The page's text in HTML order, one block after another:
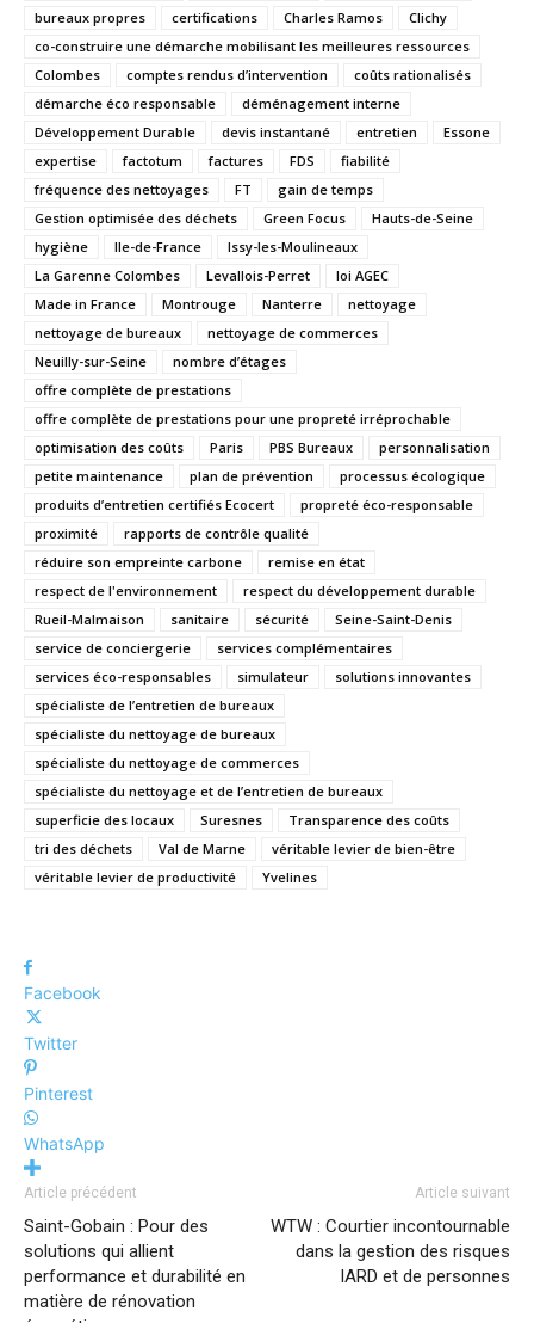
bureaux propres
certifications Charles Ramos
Clichy
co-construire une démarche mobilisant les meilleures ressources
Colombes
comptes rendus d’intervention
coûts rationalisés
démarche éco responsable
déménagement interne
Développement Durable
devis instantané entretien
Essone
expertise
factotum factures FDS
fiabilité
fréquence des nettoyages
FT
gain de temps
Gestion optimisée des déchets
Green Focus
Hauts-de-Seine
hygiène
Ile-de-France
Issy-les-Moulineaux
La Garenne Colombes
Levallois-Perret
loi AGEC
Made in France
Montrouge Nanterre
nettoyage
nettoyage de bureaux
nettoyage de commerces
Neuilly-sur-Seine
nombre d’étages
offre complète de prestations
offre complète de prestations pour une propreté irréprochable
optimisation des coûts
Paris PBS Bureaux
personnalisation
petite maintenance
plan de prévention
processus écologique
produits d’entretien certifiés Ecocert
propreté éco-responsable
proximité
rapports de contrôle qualité
réduire son empreinte carbone
remise en état
respect de l'environnement
respect du développement durable
Rueil-Malmaison
sanitaire sécurité
Seine-Saint-Denis
service de conciergerie
services complémentaires
services éco-responsables
simulateur
solutions innovantes
spécialiste de l’entretien de bureaux
spécialiste du nettoyage de bureaux
spécialiste du nettoyage de commerces
spécialiste du nettoyage et de l’entretien de bureaux
superficie des locaux
Suresnes
Transparence des coûts
tri des déchets
Val de Marne
véritable levier de bien-être
véritable levier de productivité
Yvelines
Facebook
Twitter
Pinterest
WhatsApp
Article précédent
Saint-Gobain : Pour des
solutions qui allient
performance et durabilité en
matière de rénovation
Article suivant
WTW : Courtier incontournable
dans la gestion des risques
IARD et de personnes